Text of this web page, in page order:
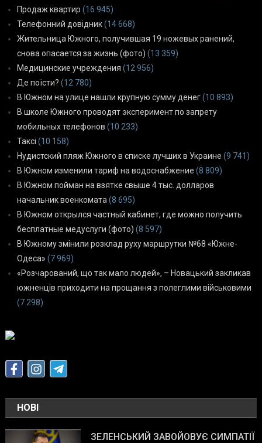
Продаж квартир (16 945)
Телефонний довідник(14 668)
Жительница Южного, получившая 19 ножевых ранений,
снова опасается за жизнь (фото) (13 359)
Медицинские учреждения (12 956)
Де поїсти? (12 780)
В Южном на улице нашли крупную сумму денег(10 893)
В школе Южного проводят эксперимент по запрету
мобильных телефонов (10 233)
Таксі (10 158)
Нудистский пляж Южного в списке лучших в Украине (9 741)
В Южном изменили тариф на водоснабжение (8 809)
В Южном пойман на взятке свыше 4 тыс. долларов
начальник военкомата (8 695)
В Южном открылся частный кабинет, где можно получить
бесплатные медуслуги (фото) (8 597)
В Южному змінили розклад руху маршрутки №68 «Южне-
Одеса» (7 969)
«Розчарований, що так мало людей», – Новацький закликав
южненців приходити на прощання з полеглими військовими
(7 298)
НОВІ
ЗЕЛЕНСЬКИЙ ЗАВОЙОВУЄ СИМПАТІЇ